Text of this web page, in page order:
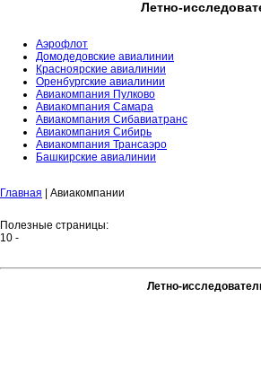
Летно-
Аэрофлот
Домодедовские авиалинии
Красноярские авиалинии
Оренбургские авиалинии
Авиакомпания Пулково
Авиакомпания Самара
Авиакомпания Сибавиатранс
Авиакомпания Сибирь
Авиакомпания Трансаэро
Башкирские авиалинии
Главная | Авиакомпании
Полезные страницы:
10 -
Летно-